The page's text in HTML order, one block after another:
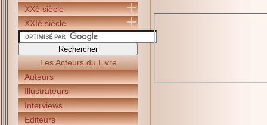
XXè siècle
XXIè siècle
Les Acteurs du Livre
Auteurs
Illustrateurs
Interviews
Editeurs